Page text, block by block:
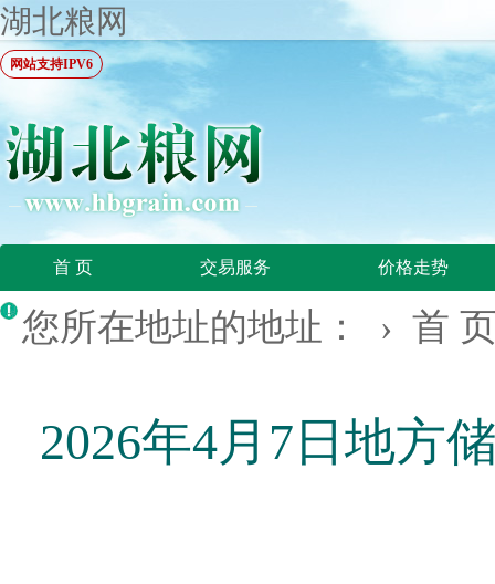
湖北粮网
网站支持IPV6
首 页 交易服务 价格走势
您所在地址的地址： › 首
2026年4月7日地方